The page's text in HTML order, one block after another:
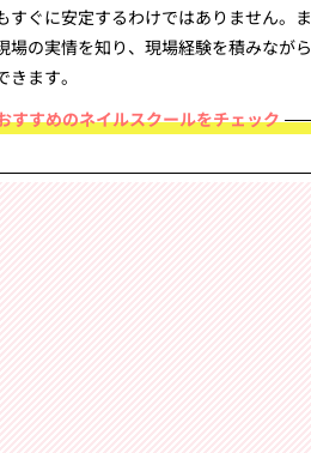
ぐに安定するわけではありません。ま
の実情を知り、現場経験を積みながら
ます。
すすめのネイルスクールをチェック